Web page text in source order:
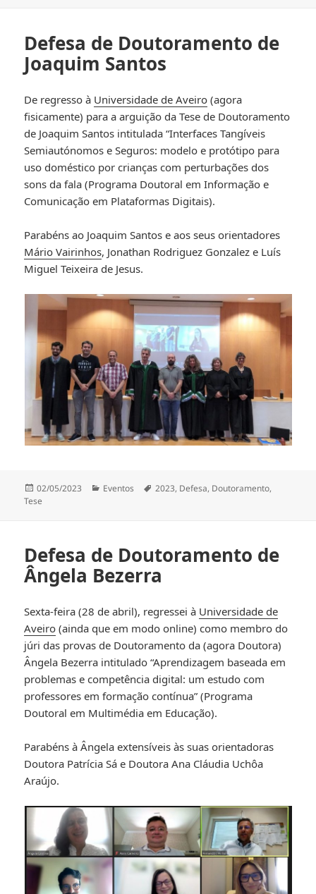
Defesa de Doutoramento de
Joaquim Santos
De regresso à Universidade de Aveiro (agora
fisicamente) para a arguição da Tese de Doutoramento
de Joaquim Santos intitulada “Interfaces Tangíveis
Semiautónomos e Seguros: modelo e protótipo para
uso doméstico por crianças com perturbações dos
sons da fala (Programa Doutoral em Informação e
Comunicação em Plataformas Digitais).
Parabéns ao Joaquim Santos e aos seus orientadores
Mário Vairinhos, Jonathan Rodriguez Gonzalez e Luís
Miguel Teixeira de Jesus.
Publicado
a
02/05/2023 Categorias
Eventos Etiquetas
2023, Defesa, Doutoramento,
Tese
Defesa de Doutoramento de
Ângela Bezerra
Sexta-feira (28 de abril), regressei à Universidade de
Aveiro (ainda que em modo online) como membro do
júri das provas de Doutoramento da (agora Doutora)
Ângela Bezerra intitulado “Aprendizagem baseada em
problemas e competência digital: um estudo com
professores em formação contínua” (Programa
Doutoral em Multimédia em Educação).
Parabéns à Ângela extensíveis às suas orientadoras
Doutora Patrícia Sá e Doutora Ana Cláudia Uchôa
Araújo.